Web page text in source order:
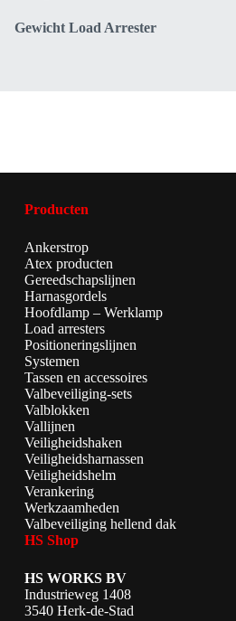
Gewicht Load Arrester
Producten
Ankerstrop
Atex producten
Gereedschapslijnen
Harnasgordels
Hoofdlamp – Werklamp
Load arresters
Positioneringslijnen
Systemen
Tassen en accessoires
Valbeveiliging-sets
Valblokken
Vallijnen
Veiligheidshaken
Veiligheidsharnassen
Veiligheidshelm
Verankering
Werkzaamheden
Valbeveiliging hellend dak
HS Shop
HS WORKS BV
Industrieweg 1408
3540 Herk-de-Stad